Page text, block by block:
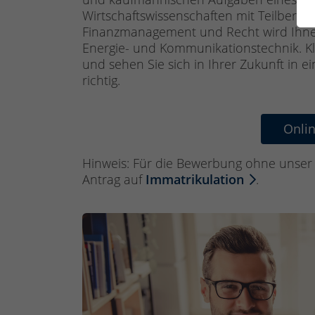
Wirtschaftswissenschaften mit
Finanzmanagement und Recht wird
Energie- und Kommunikationstechnik.
und sehen Sie sich in Ihrer Zukunft in
richtig.
Hinweis: Für die Bewerbung ohne
Antrag auf Immatrikulation .